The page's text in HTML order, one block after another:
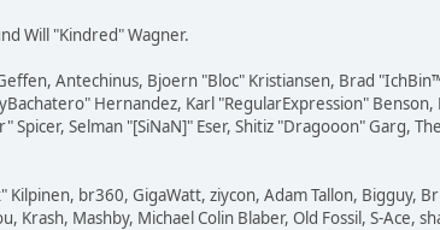
Will "Kindred" Wagner.
Antechinus, Bjoern "Bloc" Kristiansen, Brad
Hernandez, Karl "RegularExpression"
Selman "[SiNaN]" Eser, Shitiz "Dragooon" Garg,
br360, GigaWatt, ziycon, Adam Tallon, Bigguy,
Mashby, Michael Colin Blaber, Old Fossil, S-Ace,